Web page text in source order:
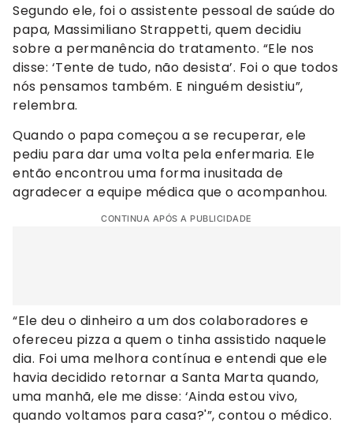
Segundo ele, foi o assistente pessoal de saúde do
papa, Massimiliano Strappetti, quem decidiu
sobre a permanência do tratamento. “Ele nos
disse: ‘Tente de tudo, não desista’. Foi o que todos
nós pensamos também. E ninguém desistiu”,
relembra.
Quando o papa começou a se recuperar, ele
pediu para dar uma volta pela enfermaria. Ele
então encontrou uma forma inusitada de
agradecer a equipe médica que o acompanhou.
CONTINUA APÓS A PUBLICIDADE
“Ele deu o dinheiro a um dos colaboradores e
ofereceu pizza a quem o tinha assistido naquele
dia. Foi uma melhora contínua e entendi que ele
havia decidido retornar a Santa Marta quando,
uma manhã, ele me disse: ‘Ainda estou vivo,
quando voltamos para casa?'”, contou o médico.